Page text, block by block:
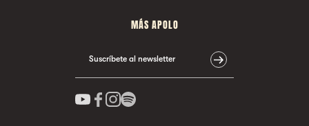
MÁS APOLO
Suscríbete al newsletter